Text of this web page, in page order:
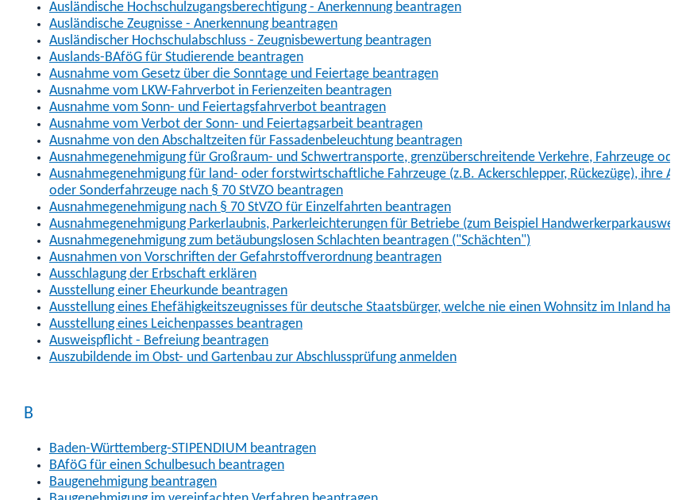
Ausländische Hochschulzugangsberechtigung - Anerkennung beantragen
Ausländische Zeugnisse - Anerkennung beantragen
Ausländischer Hochschulabschluss - Zeugnisbewertung beantragen
Auslands-BAföG für Studierende beantragen
Ausnahme vom Gesetz über die Sonntage und Feiertage beantragen
Ausnahme vom LKW-Fahrverbot in Ferienzeiten beantragen
Ausnahme vom Sonn- und Feiertagsfahrverbot beantragen
Ausnahme vom Verbot der Sonn- und Feiertagsarbeit beantragen
Ausnahme von den Abschaltzeiten für Fassadenbeleuchtung beantragen
Ausnahmegenehmigung für Großraum- und Schwertransporte, grenzüberschreitende Verkehre, Fahrzeuge
Ausnahmegenehmigung für land- oder forstwirtschaftliche Fahrzeuge (z.B. Ackerschlepper, Rückezüge), ihre
oder Sonderfahrzeuge nach § 70 StVZO beantragen
Ausnahmegenehmigung nach § 70 StVZO für Einzelfahrten beantragen
Ausnahmegenehmigung Parkerlaubnis, Parkerleichterungen für Betriebe (zum Beispiel Handwerkerparkausweis)
Ausnahmegenehmigung zum betäubungslosen Schlachten beantragen ("Schächten")
Ausnahmen von Vorschriften der Gefahrstoffverordnung beantragen
Ausschlagung der Erbschaft erklären
Ausstellung einer Eheurkunde beantragen
Ausstellung eines Ehefähigkeitszeugnisses für deutsche Staatsbürger, welche nie einen Wohnsitz im Inland
Ausstellung eines Leichenpasses beantragen
Ausweispflicht - Befreiung beantragen
Auszubildende im Obst- und Gartenbau zur Abschlussprüfung anmelden
B
Baden-Württemberg-STIPENDIUM beantragen
BAföG für einen Schulbesuch beantragen
Baugenehmigung beantragen